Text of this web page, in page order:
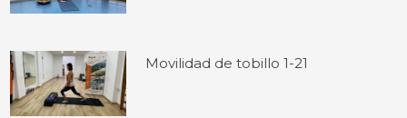
Movilidad de tobillo 1-21